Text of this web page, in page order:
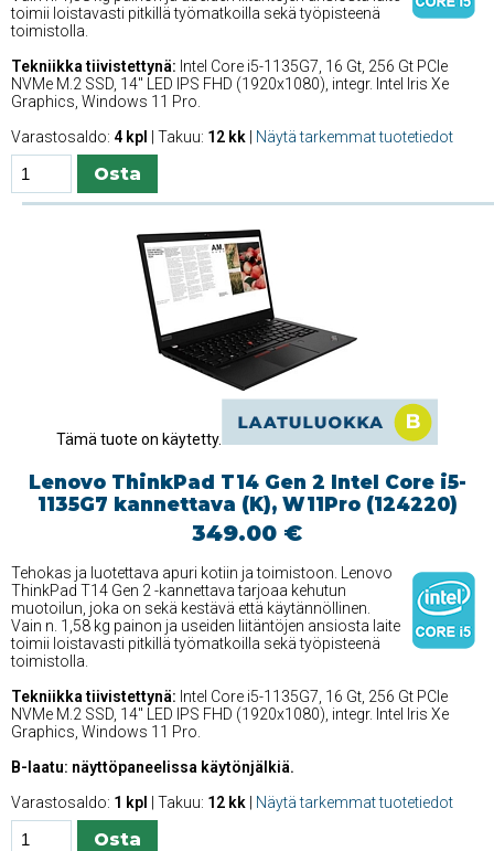
toimii loistavasti pitkillä työmatkoilla sekä työpisteenä
toimistolla.
Tekniikka tiivistettynä: Intel Core i5-1135G7, 16 Gt, 256 Gt PCIe
NVMe M.2 SSD, 14'' LED IPS FHD (1920x1080), integr. Intel Iris Xe
Graphics, Windows 11 Pro.
Varastosaldo: 4 kpl | Takuu: 12 kk Näytä tarkemmat tuotetiedot
Tämä tuote on käytetty.
Lenovo ThinkPad T14 Gen 2 Intel Core i5-
1135G7 kannettava (K), W11Pro (124220)
349.00 €
Tehokas ja luotettava apuri kotiin ja toimistoon. Lenovo
ThinkPad T14 Gen 2 -kannettava tarjoaa kehutun
muotoilun, joka on sekä kestävä että käytännöllinen.
Vain n. 1,58 kg painon ja useiden liitäntöjen ansiosta laite
toimii loistavasti pitkillä työmatkoilla sekä työpisteenä
toimistolla.
Tekniikka tiivistettynä: Intel Core i5-1135G7, 16 Gt, 256 Gt PCIe
NVMe M.2 SSD, 14'' LED IPS FHD (1920x1080), integr. Intel Iris Xe
Graphics, Windows 11 Pro.
B-laatu: näyttöpaneelissa käytönjälkiä.
Varastosaldo: 1 kpl | Takuu: 12 kk Näytä tarkemmat tuotetiedot